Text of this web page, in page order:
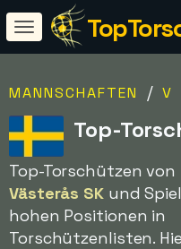
MANNSCHAFTEN / V
Top-
Top-Torschützen von
Västerås SKund
hohen Positionen in
Torschützenlisten.